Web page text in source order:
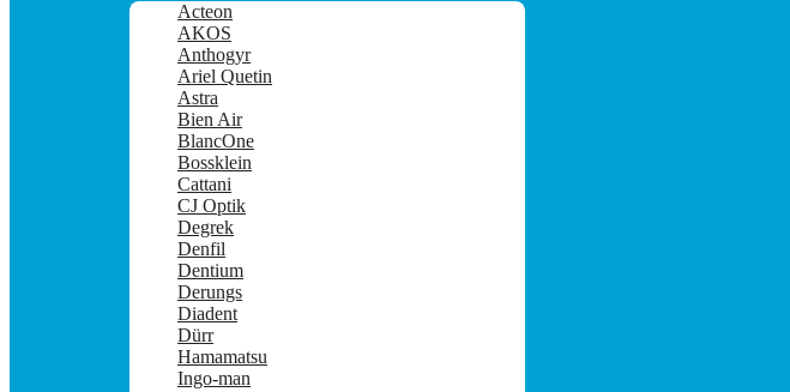
Acteon
AKOS
Anthogyr
Ariel Quetin
Astra
Bien Air
BlancOne
Bossklein
Cattani
CJ Optik
Degrek
Denfil
Dentium
Derungs
Diadent
Dürr
Hamamatsu
Ingo-man